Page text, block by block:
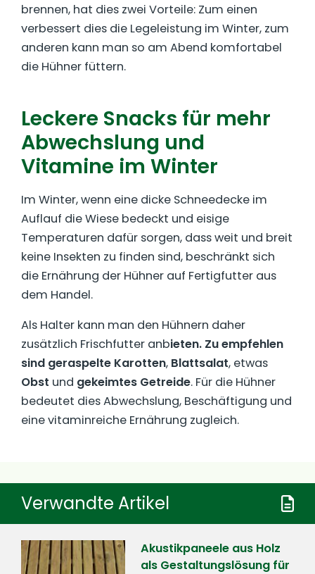
brennen, hat dies zwei Vorteile: Zum einen
verbessert dies die Legeleistung im Winter, zum
anderen kann man so am Abend komfortabel
die Hühner füttern.
Leckere Snacks für mehr
Abwechslung und
Vitamine im Winter
Im Winter, wenn eine dicke Schneedecke im
Auflauf die Wiese bedeckt und eisige
Temperaturen dafür sorgen, dass weit und breit
keine Insekten zu finden sind, beschränkt sich
die Ernährung der Hühner auf Fertigfutter aus
dem Handel.
Als Halter kann man den Hühnern daher
zusätzlich Frischfutter anbieten. Zu empfehlen
sind geraspelte Karotten, Blattsalat, etwas
Obst und gekeimtes Getreide. Für die Hühner
bedeutet dies Abwechslung, Beschäftigung und
eine vitaminreiche Ernährung zugleich.
Verwandte Artikel
Akustikpaneele aus Holz
als Gestaltungslösung für